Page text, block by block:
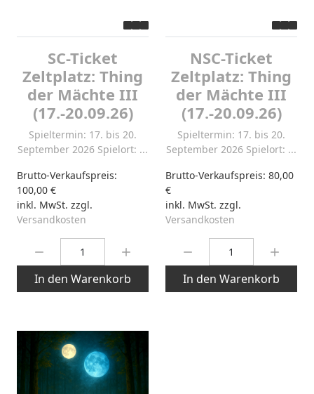
SC-Ticket
Zeltplatz: Thing
der Mächte III
(17.-20.09.26)
Spieltermin: 17. bis 20.
September 2026 Spielort: ...
Brutto-Verkaufspreis:
100,00 €
inkl. MwSt. zzgl.
Versandkosten
In den Warenkorb
NSC-Ticket
Zeltplatz: Thing
der Mächte III
(17.-20.09.26)
Spieltermin: 17. bis 20.
September 2026 Spielort: ...
Brutto-Verkaufspreis: 80,00
€
inkl. MwSt. zzgl.
Versandkosten
In den Warenkorb